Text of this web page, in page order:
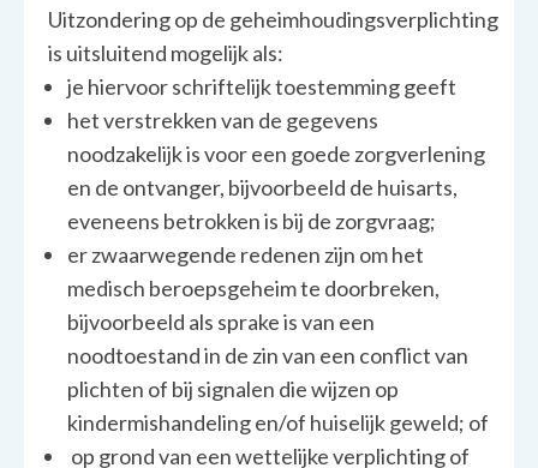
Uitzondering op de geheimhoudingsverplichting
is uitsluitend mogelijk als:
je hiervoor schriftelijk toestemming geeft
het verstrekken van de gegevens
noodzakelijk is voor een goede zorgverlening
en de ontvanger, bijvoorbeeld de huisarts,
eveneens betrokken is bij de zorgvraag;
er zwaarwegende redenen zijn om het
medisch beroepsgeheim te doorbreken,
bijvoorbeeld als sprake is van een
noodtoestand in de zin van een conflict van
plichten of bij signalen die wijzen op
kindermishandeling en/of huiselijk geweld; of
op grond van een wettelijke verplichting of